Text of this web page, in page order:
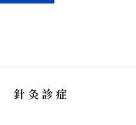
taoistyuen@gmail.com
針 灸 診 症